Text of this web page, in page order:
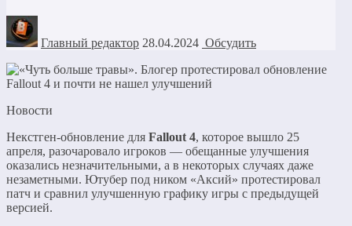
Главный редактор 28.04.2024 Обсудить
Новости
Некстген-обновление для Fallout 4, которое вышло 25
апреля, разочаровало игроков — обещанные улучшения
оказались незначительными, а в некоторых случаях даже
незаметными. Ютубер под ником «Аксий» протестировал
патч и сравнил улучшенную графику игры с предыдущей
версией.